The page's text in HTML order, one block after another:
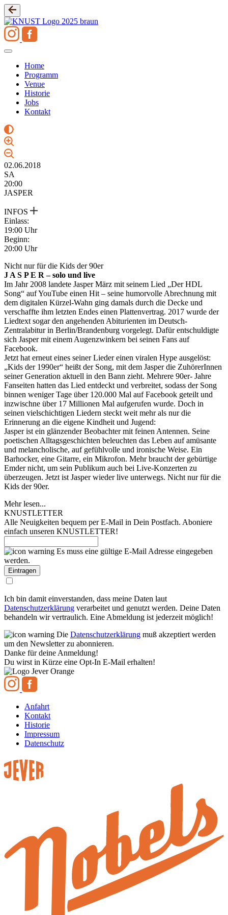
Zum
Inhalt
springen
Home
Programm
Venue
Historie
Jobs
Kontakt
02.06.2018
SA
20:00
JASPER
INFOS
Einlass:
19:00 Uhr
Beginn:
20:00 Uhr
Nicht nur für die Kids der 90er
J A S P E R – solo und live
Im Jahr 2008 landete Jasper März mit seinem Lied „Der HDL
Song“ auf YouTube einen Hit – seine humorvolle Abrechnung mit
dem digitalen Kürzel-Wahn ging damals durch die Decke und
verschaffte ihm letzten Endes einen Plattenvertrag. 2017 wurde der
Liedtext sogar den angehenden Abiturienten im Deutsch-
Zentralabitur in Berlin/Brandenburg vorgelegt. Dafür entschuldigte
sich Jasper mit einem Augenzwinkern bei seinen Fans auf
Facebook.
Jetzt hat erneut eines seiner Lieder einen viralen Hype ausgelöst:
„Kids der 1990er“ heißt der Song, mit dem Jasper die ZuhörerInnen
seiner Generation aktuell in den Bann zieht. Mehrere 90er- Jahre
Fanseiten hatten das Lied entdeckt und verbreitet, sodass der Song
binnen weniger Tage über 120.000 Mal auf Facebook geteilt und
inzwischne über 17 Millionen Mal aufgerufen wurde. Doch in
seinen vielschichtigen Liedern steckt weit mehr als nur die
Erinnerung an die eigene Kindheit und Jugend:
Jasper ist ein glänzender Beobachter mit feinen Antennen. Seine
poetischen Alltagsgeschichten beleuchten das Leben auf amüsante
und melancholische, auf gefühlvolle und ironische Weise. Ein
Barhocker, eine Gitarre, ein Mikrofon. Mehr braucht der gebürtige
Emder nicht, um sein Publikum auch bei Live-Konzerten zu
überzeugen. Jetzt ist Jasper wieder live unterwegs. Nicht nur für die
Kids der 90er.
Mehr lesen...
KNUSTLETTER
Alle Neuigkeiten bequem per E-Mail in Dein Postfach. Aboniere
einfach unseren KNUSTLETTER!
Es muss eine gültige E-Mail Adresse eingegeben
werden.
Ich bin damit einverstanden, dass meine Daten laut
Datenschutzerklärung verarbeitet und genutzt werden. Deine Daten
behandeln wir vertraulich. Eine Abmeldung ist jederzeit möglich!
Die Datenschutzerklärung muß akzeptiert werden
um den Newsletter zu abonnieren.
Danke für deine Anmeldung!
Du wirst in Kürze eine Opt-In E-Mail erhalten!
Anfahrt
Kontakt
Historie
Impressum
Datenschutz